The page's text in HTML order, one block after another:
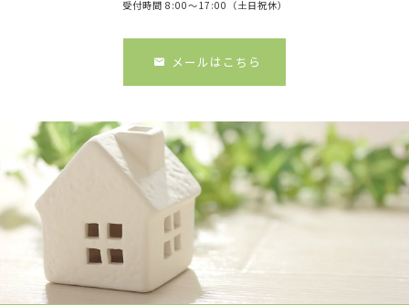
受付時間 8:00～17:00（土日祝休）
メールはこちら